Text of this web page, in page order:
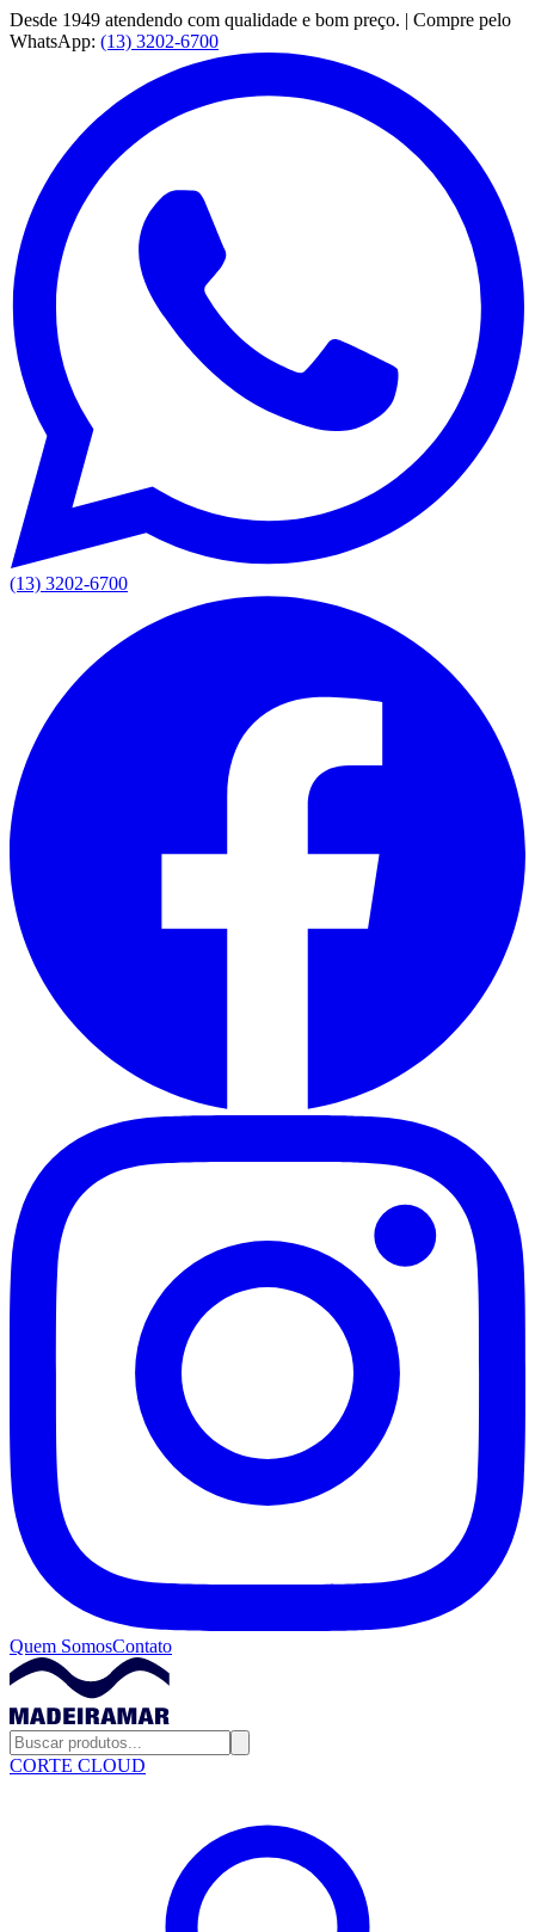
Desde 1949 atendendo com qualidade e bom preço. | Compre pelo
WhatsApp: (13) 3202-6700
(13) 3202-6700
Quem SomosContato
CORTE CLOUD